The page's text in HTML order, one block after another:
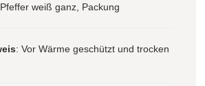
weiß ganz, Packung
: Vor Wärme geschützt und trocken